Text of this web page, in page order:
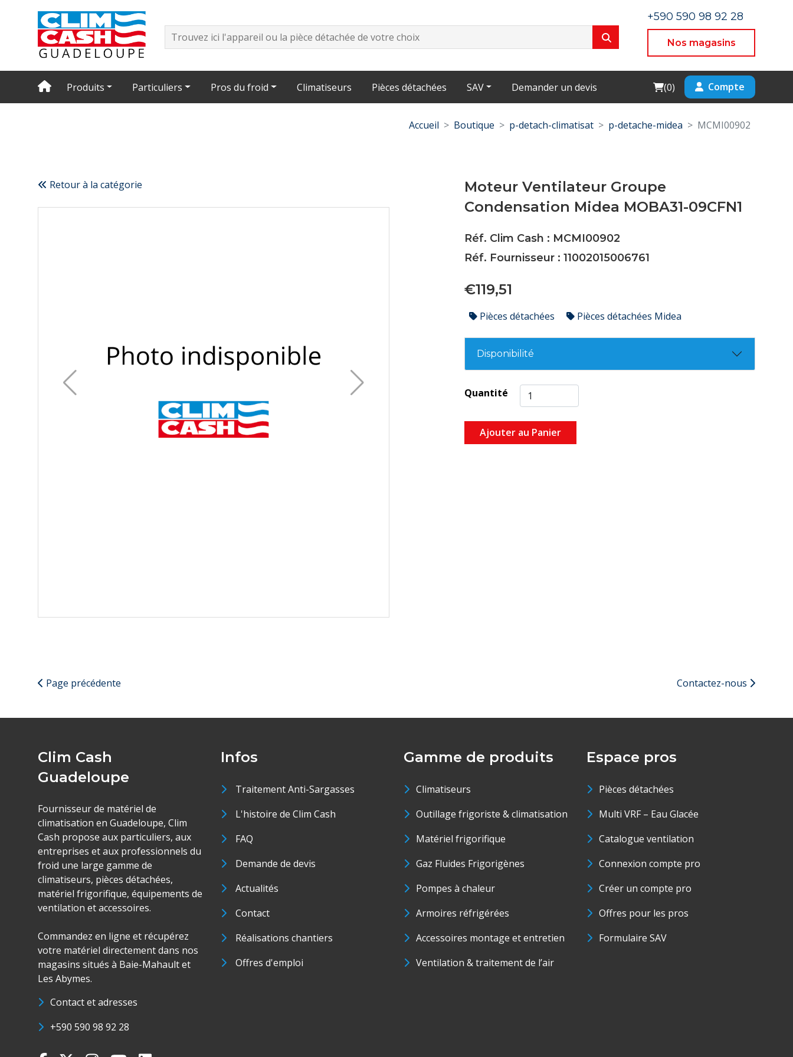
+590 590 98 92 28
Nos magasins
Produits Particuliers Pros du froid Climatiseurs Pièces détachées SAV Demander un devis Cart
(0) Compte
Accueil Boutique p-detach-climatisat p-detache-midea MCMI00902
Retour à la catégorie
Moteur Ventilateur Groupe
Condensation Midea MOBA31-09CFN1
Réf. Clim Cash : MCMI00902
Réf. Fournisseur : 11002015006761
€119,51
Pièces détachées Pièces détachées Midea
Disponibilité
Quantité
Ajouter au Panier
Page précédente Contactez-nous
Clim Cash
Guadeloupe
Fournisseur de matériel de
climatisation en Guadeloupe, Clim
Cash propose aux particuliers, aux
entreprises et aux professionnels du
froid une large gamme de
climatiseurs, pièces détachées,
matériel frigorifique, équipements de
ventilation et accessoires.
Commandez en ligne et récupérez
votre matériel directement dans nos
magasins situés à Baie-Mahault et
Les Abymes.
Contact et adresses
+590 590 98 92 28
Infos
Traitement Anti-Sargasses
L'histoire de Clim Cash
FAQ
Demande de devis
Actualités
Contact
Réalisations chantiers
Offres d'emploi
Gamme de produits
Climatiseurs
Outillage frigoriste & climatisation
Matériel frigorifique
Gaz Fluides Frigorigènes
Pompes à chaleur
Armoires réfrigérées
Accessoires montage et entretien
Ventilation & traitement de l’air
Espace pros
Pièces détachées
Multi VRF – Eau Glacée
Catalogue ventilation
Connexion compte pro
Créer un compte pro
Offres pour les pros
Formulaire SAV